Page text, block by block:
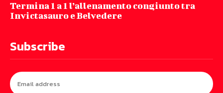
Termina 1 a 1 l’allenamento congiunto tra
Invictasauro e Belvedere
Subscribe